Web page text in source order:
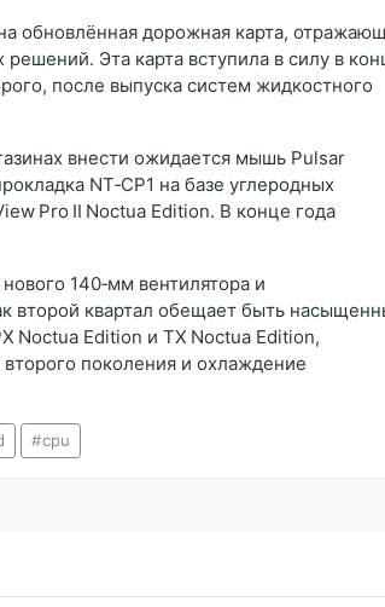
обновлённая дорожная карта,
Эта карта вступила в силу в
после выпуска систем жидкостного
внести ожидается мышь Pulsar
NT‑CP1 на базе углеродных
Pro II Noctua Edition. В конце года
140‑мм вентилятора и
второй квартал обещает быть
Noctua Edition и TX Noctua Edition,
поколения и охлаждение
cpu